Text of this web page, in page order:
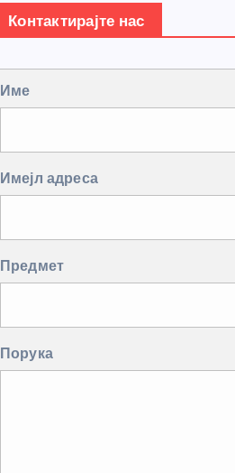
Контактирајте нас
Име
Имејл адреса
Предмет
Порука